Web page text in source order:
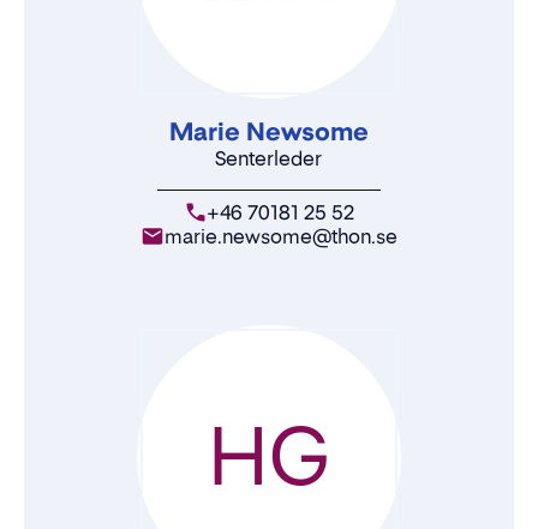
Marie Newsome
Senterleder
+46 70181 25 52
marie.newsome@thon.se
HG